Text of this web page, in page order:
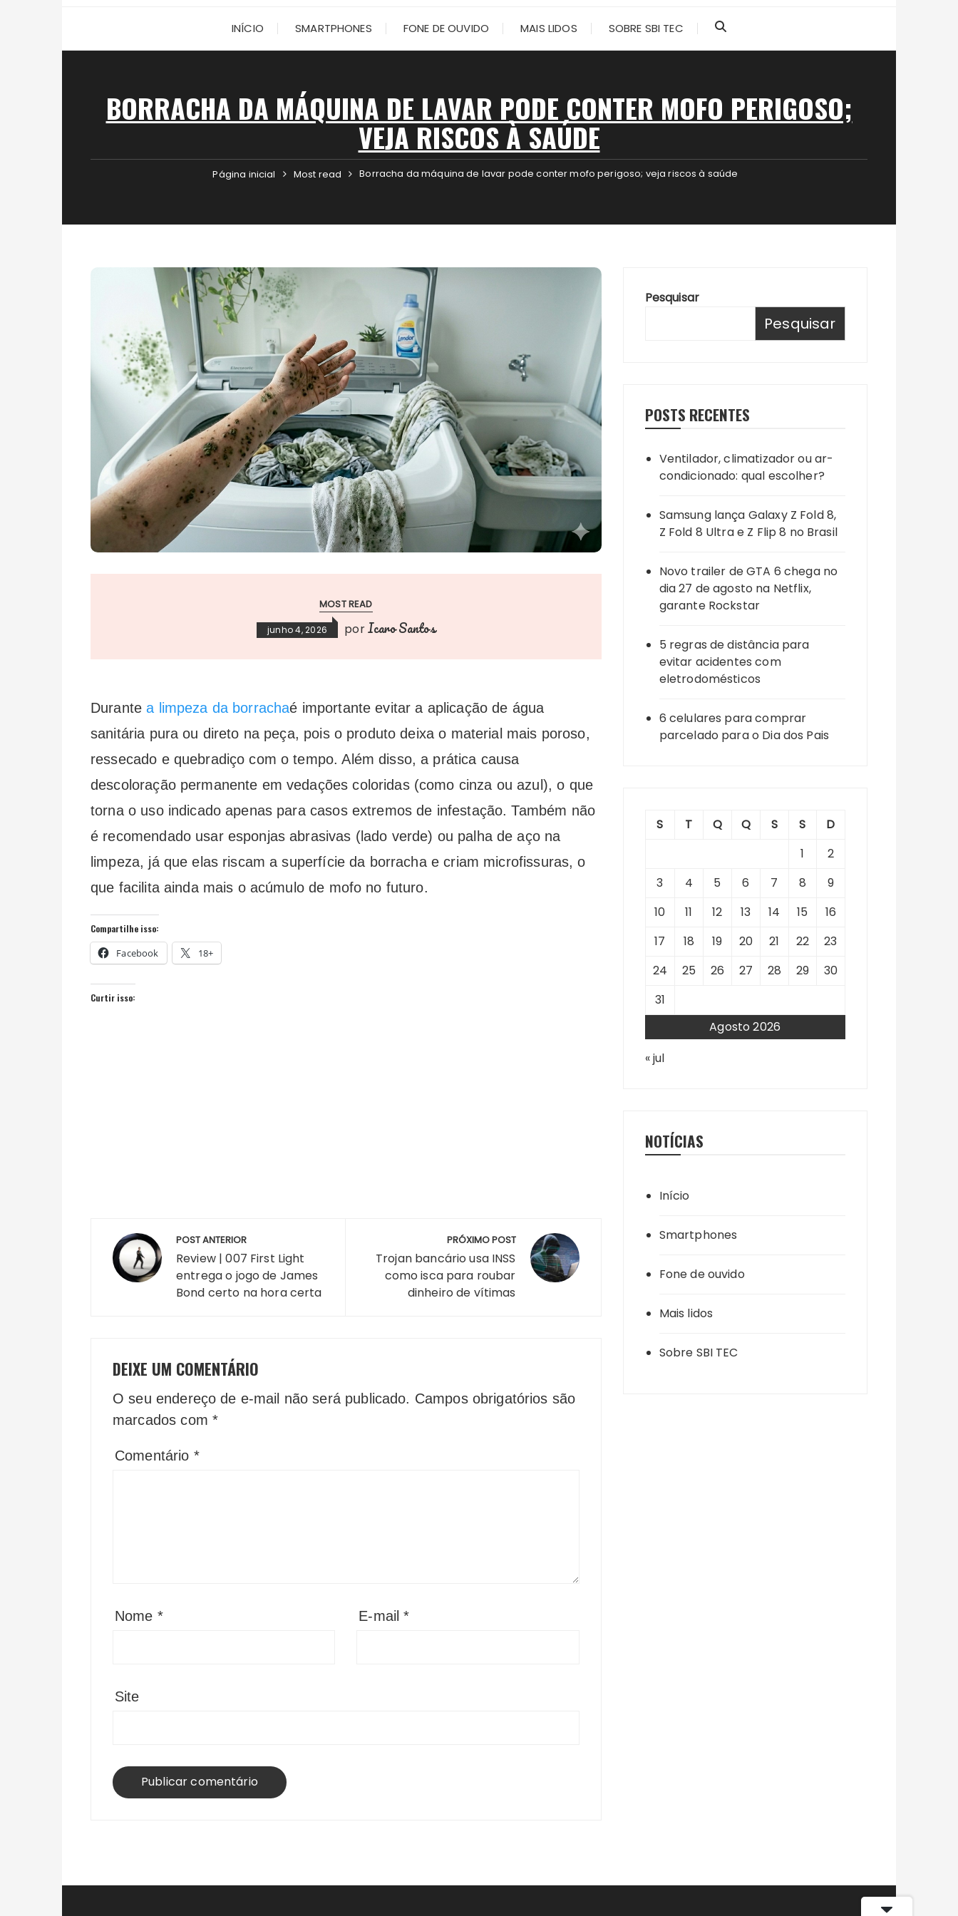
INÍCIO SMARTPHONES FONE DE OUVIDO MAIS LIDOS SOBRE SBI TEC
BORRACHA DA MÁQUINA DE LAVAR PODE CONTER MOFO PERIGOSO;
VEJA RISCOS À SAÚDE
Página inicial Most read Borracha da máquina de lavar pode conter mofo perigoso; veja riscos à saúde
MOST READ
junho 4, 2026 porIcaro Santos
Durante a limpeza da borrachaé importante evitar a aplicação de água
sanitária pura ou direto na peça, pois o produto deixa o material mais poroso,
ressecado e quebradiço com o tempo. Além disso, a prática causa
descoloração permanente em vedações coloridas (como cinza ou azul), o que
torna o uso indicado apenas para casos extremos de infestação. Também não
é recomendado usar esponjas abrasivas (lado verde) ou palha de aço na
limpeza, já que elas riscam a superfície da borracha e criam microfissuras, o
que facilita ainda mais o acúmulo de mofo no futuro.
Compartilhe isso:
Facebook 18+
Curtir isso:
Navegação
de
Post
POST ANTERIOR
Review | 007 First Light
entrega o jogo de James
Bond certo na hora certa
PRÓXIMO POST
Trojan bancário usa INSS
como isca para roubar
dinheiro de vítimas
DEIXE UM COMENTÁRIO
O seu endereço de e-mail não será publicado. Campos obrigatórios são
marcados com *
Comentário *
Nome * E-mail*
Site
Pesquisar
Pesquisar
POSTS RECENTES
Ventilador, climatizador ou ar-
condicionado: qual escolher?
Samsung lança Galaxy Z Fold 8,
Z Fold 8 Ultra e Z Flip 8 no Brasil
Novo trailer de GTA 6 chega no
dia 27 de agosto na Netflix,
garante Rockstar
5 regras de distância para
evitar acidentes com
eletrodomésticos
6 celulares para comprar
parcelado para o Dia dos Pais
Agosto 2026
S T Q Q S S
D
1
2
3
4 5 6 7 8
9
10
11 12 13 14 15
16
17
18 19 20 21 22
23
24
25 26 27 28 29
30
31
« jul
NOTÍCIAS
Início
Smartphones
Fone de ouvido
Mais lidos
Sobre SBI TEC